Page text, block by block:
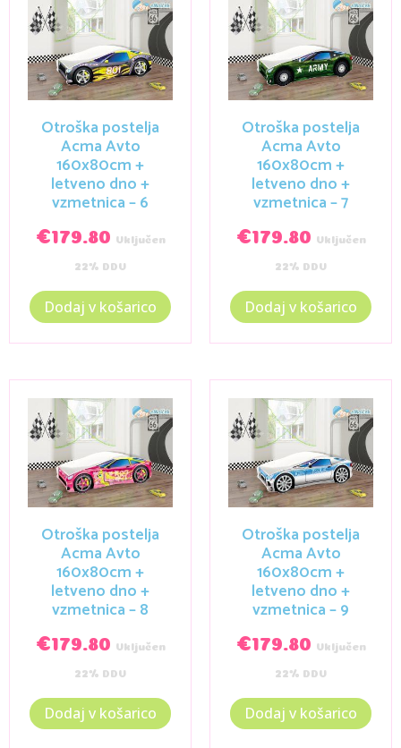
Otroška postelja
Acma Avto
160x80cm +
letveno dno +
vzmetnica – 6
€ 179.80 Vključen
22% DDV
Dodaj v košarico
Otroška postelja
Acma Avto
160x80cm +
letveno dno +
vzmetnica – 7
€ 179.80 Vključen
22% DDV
Dodaj v košarico
Otroška postelja
Acma Avto
160x80cm +
letveno dno +
vzmetnica – 8
€ 179.80 Vključen
22% DDV
Dodaj v košarico
Otroška postelja
Acma Avto
160x80cm +
letveno dno +
vzmetnica – 9
€ 179.80 Vključen
22% DDV
Dodaj v košarico